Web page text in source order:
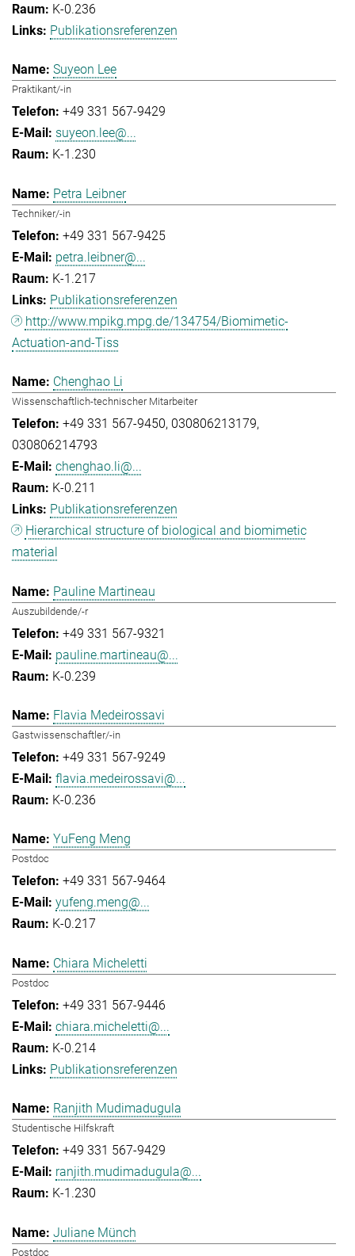
K-0.236
Publikationsreferenzen
Suyeon Lee
Praktikant/-in
+49 331 567-9429
suyeon.lee@...
K-1.230
Petra Leibner
Techniker/-in
+49 331 567-9425
petra.leibner@...
K-1.217
Publikationsreferenzen
http://www.mpikg.mpg.de/134754/Biomimetic-
Actuation-and-Tiss
Chenghao Li
Wissenschaftlich-technischer Mitarbeiter
+49 331 567-9450 030806213179
030806214793
chenghao.li@...
K-0.211
Publikationsreferenzen
Hierarchical structure of biological and biomimetic
material
Pauline Martineau
Auszubildende/-r
+49 331 567-9321
pauline.martineau@...
K-0.239
Flavia Medeirossavi
Gastwissenschaftler/-in
+49 331 567-9249
flavia.medeirossavi@...
K-0.236
YuFeng Meng
Postdoc
+49 331 567-9464
yufeng.meng@...
K-0.217
Chiara Micheletti
Postdoc
+49 331 567-9446
chiara.micheletti@...
K-0.214
Publikationsreferenzen
Ranjith Mudimadugula
Studentische Hilfskraft
+49 331 567-9429
ranjith.mudimadugula@...
K-1.230
Juliane Münch
Postdoc